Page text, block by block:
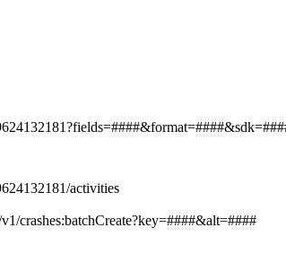
activities
crashes:batchCreate?key=####&alt=####